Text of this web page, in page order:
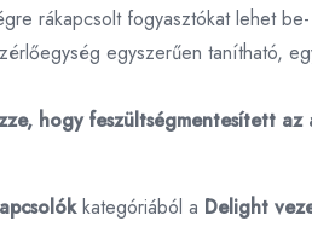
rákapcsolt fogyasztókat lehet
egyszerűen tanítható,
hogy feszültségmentesített
kategóriából a Delight